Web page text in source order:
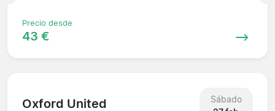
Precio desde
43 €
Oxford United
Sábado